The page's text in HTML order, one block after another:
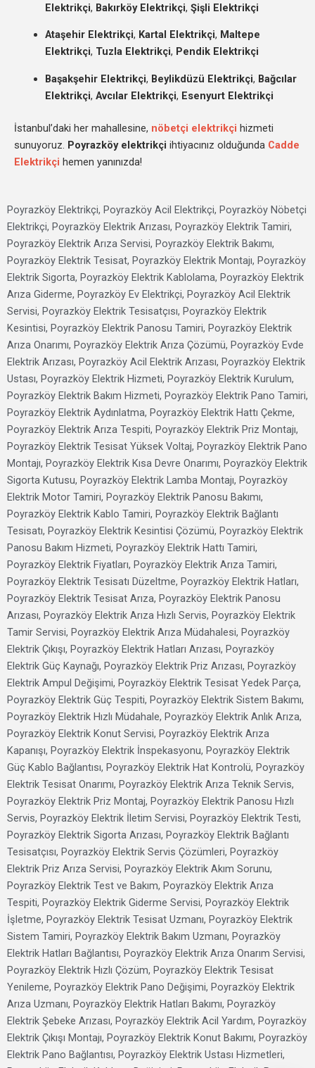
Elektrikçi, Bakırköy Elektrikçi, Şişli Elektrikçi
Ataşehir Elektrikçi, Kartal Elektrikçi, Maltepe
Elektrikçi, Tuzla Elektrikçi, Pendik Elektrikçi
Başakşehir Elektrikçi, Beylikdüzü Elektrikçi, Bağcılar
Elektrikçi, Avcılar Elektrikçi, Esenyurt Elektrikçi
İstanbul’daki her mahallesine, nöbetçi elektrikçi hizmeti
sunuyoruz. Poyrazköy elektrikçi ihtiyacınız olduğunda Cadde
Elektrikçi hemen yanınızda!
Poyrazköy Elektrikçi, Poyrazköy Acil Elektrikçi, Poyrazköy Nöbetçi
Elektrikçi, Poyrazköy Elektrik Arızası, Poyrazköy Elektrik Tamiri,
Poyrazköy Elektrik Arıza Servisi, Poyrazköy Elektrik Bakımı,
Poyrazköy Elektrik Tesisat, Poyrazköy Elektrik Montajı, Poyrazköy
Elektrik Sigorta, Poyrazköy Elektrik Kablolama, Poyrazköy Elektrik
Arıza Giderme, Poyrazköy Ev Elektrikçi, Poyrazköy Acil Elektrik
Servisi, Poyrazköy Elektrik Tesisatçısı, Poyrazköy Elektrik
Kesintisi, Poyrazköy Elektrik Panosu Tamiri, Poyrazköy Elektrik
Arıza Onarımı, Poyrazköy Elektrik Arıza Çözümü, Poyrazköy Evde
Elektrik Arızası, Poyrazköy Acil Elektrik Arızası, Poyrazköy Elektrik
Ustası, Poyrazköy Elektrik Hizmeti, Poyrazköy Elektrik Kurulum,
Poyrazköy Elektrik Bakım Hizmeti, Poyrazköy Elektrik Pano Tamiri,
Poyrazköy Elektrik Aydınlatma, Poyrazköy Elektrik Hattı Çekme,
Poyrazköy Elektrik Arıza Tespiti, Poyrazköy Elektrik Priz Montajı,
Poyrazköy Elektrik Tesisat Yüksek Voltaj, Poyrazköy Elektrik Pano
Montajı, Poyrazköy Elektrik Kısa Devre Onarımı, Poyrazköy Elektrik
Sigorta Kutusu, Poyrazköy Elektrik Lamba Montajı, Poyrazköy
Elektrik Motor Tamiri, Poyrazköy Elektrik Panosu Bakımı,
Poyrazköy Elektrik Kablo Tamiri, Poyrazköy Elektrik Bağlantı
Tesisatı, Poyrazköy Elektrik Kesintisi Çözümü, Poyrazköy Elektrik
Panosu Bakım Hizmeti, Poyrazköy Elektrik Hattı Tamiri,
Poyrazköy Elektrik Fiyatları, Poyrazköy Elektrik Arıza Tamiri,
Poyrazköy Elektrik Tesisatı Düzeltme, Poyrazköy Elektrik Hatları,
Poyrazköy Elektrik Tesisat Arıza, Poyrazköy Elektrik Panosu
Arızası, Poyrazköy Elektrik Arıza Hızlı Servis, Poyrazköy Elektrik
Tamir Servisi, Poyrazköy Elektrik Arıza Müdahalesi, Poyrazköy
Elektrik Çıkışı, Poyrazköy Elektrik Hatları Arızası, Poyrazköy
Elektrik Güç Kaynağı, Poyrazköy Elektrik Priz Arızası, Poyrazköy
Elektrik Ampul Değişimi, Poyrazköy Elektrik Tesisat Yedek Parça,
Poyrazköy Elektrik Güç Tespiti, Poyrazköy Elektrik Sistem Bakımı,
Poyrazköy Elektrik Hızlı Müdahale, Poyrazköy Elektrik Anlık Arıza,
Poyrazköy Elektrik Konut Servisi, Poyrazköy Elektrik Arıza
Kapanışı, Poyrazköy Elektrik İnspekasyonu, Poyrazköy Elektrik
Güç Kablo Bağlantısı, Poyrazköy Elektrik Hat Kontrolü, Poyrazköy
Elektrik Tesisat Onarımı, Poyrazköy Elektrik Arıza Teknik Servis,
Poyrazköy Elektrik Priz Montaj, Poyrazköy Elektrik Panosu Hızlı
Servis, Poyrazköy Elektrik İletim Servisi, Poyrazköy Elektrik Testi,
Poyrazköy Elektrik Sigorta Arızası, Poyrazköy Elektrik Bağlantı
Tesisatçısı, Poyrazköy Elektrik Servis Çözümleri, Poyrazköy
Elektrik Priz Arıza Servisi, Poyrazköy Elektrik Akım Sorunu,
Poyrazköy Elektrik Test ve Bakım, Poyrazköy Elektrik Arıza
Tespiti, Poyrazköy Elektrik Giderme Servisi, Poyrazköy Elektrik
İşletme, Poyrazköy Elektrik Tesisat Uzmanı, Poyrazköy Elektrik
Sistem Tamiri, Poyrazköy Elektrik Bakım Uzmanı, Poyrazköy
Elektrik Hatları Bağlantısı, Poyrazköy Elektrik Arıza Onarım Servisi,
Poyrazköy Elektrik Hızlı Çözüm, Poyrazköy Elektrik Tesisat
Yenileme, Poyrazköy Elektrik Pano Değişimi, Poyrazköy Elektrik
Arıza Uzmanı, Poyrazköy Elektrik Hatları Bakımı, Poyrazköy
Elektrik Şebeke Arızası, Poyrazköy Elektrik Acil Yardım, Poyrazköy
Elektrik Çıkışı Montajı, Poyrazköy Elektrik Konut Bakımı, Poyrazköy
Elektrik Pano Bağlantısı, Poyrazköy Elektrik Ustası Hizmetleri,